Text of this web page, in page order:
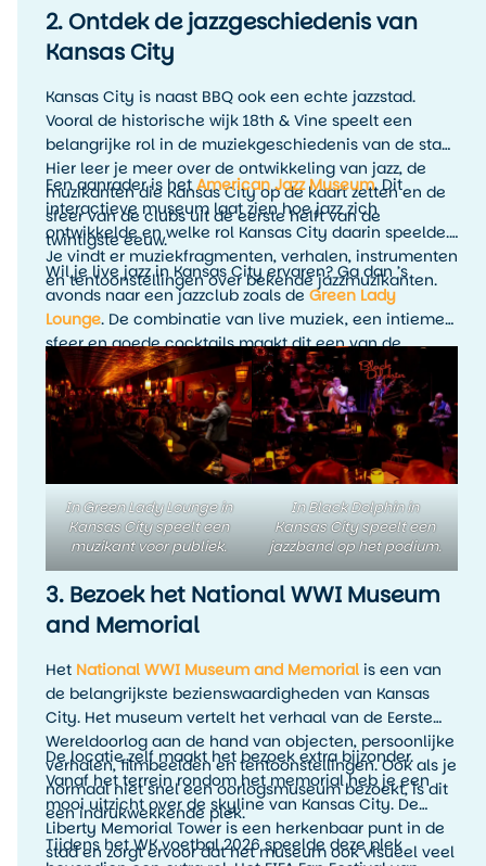
2. Ontdek de jazzgeschiedenis van
Kansas City
Kansas City is naast BBQ ook een echte jazzstad.
Vooral de historische wijk 18th & Vine speelt een
belangrijke rol in de muziekgeschiedenis van de stad.
Hier leer je meer over de ontwikkeling van jazz, de
muzikanten die Kansas City op de kaart zetten en de
sfeer van de clubs uit de eerste helft van de
twintigste eeuw.
Een aanrader is hetAmerican Jazz Museum. Dit
interactieve museum laat zien hoe jazz zich
ontwikkelde en welke rol Kansas City daarin speelde.
Je vindt er muziekfragmenten, verhalen, instrumenten
en tentoonstellingen over bekende jazzmuzikanten.
Wil je live jazz in Kansas City ervaren? Ga dan ’s
avonds naar een jazzclub zoals de Green Lady
Lounge. De combinatie van live muziek, een intieme
sfeer en goede cocktails maakt dit een van de
leukste avondactiviteiten in Kansas City. Het is
precies zo’n ervaring die je reis persoonlijker maakt
dan alleen het afvinken van bezienswaardigheden.
In Green Lady Lounge in
Kansas City speelt een
muzikant voor publiek.
In Black Dolphin in
Kansas City speelt een
jazzband op het podium.
3. Bezoek het National WWI Museum
and Memorial
Het National WWI Museum and Memorial is een van
de belangrijkste bezienswaardigheden van Kansas
City. Het museum vertelt het verhaal van de Eerste
Wereldoorlog aan de hand van objecten, persoonlijke
verhalen, filmbeelden en tentoonstellingen. Ook als je
normaal niet snel een oorlogsmuseum bezoekt, is dit
een indrukwekkende plek.
De locatie zelf maakt het bezoek extra bijzonder.
Vanaf het terrein rondom het memorial heb je een
mooi uitzicht over de skyline van Kansas City. De
Liberty Memorial Tower is een herkenbaar punt in de
stad en zorgt ervoor dat het museum ook visueel veel
Tijdens het WK voetbal 2026 speelde deze plek